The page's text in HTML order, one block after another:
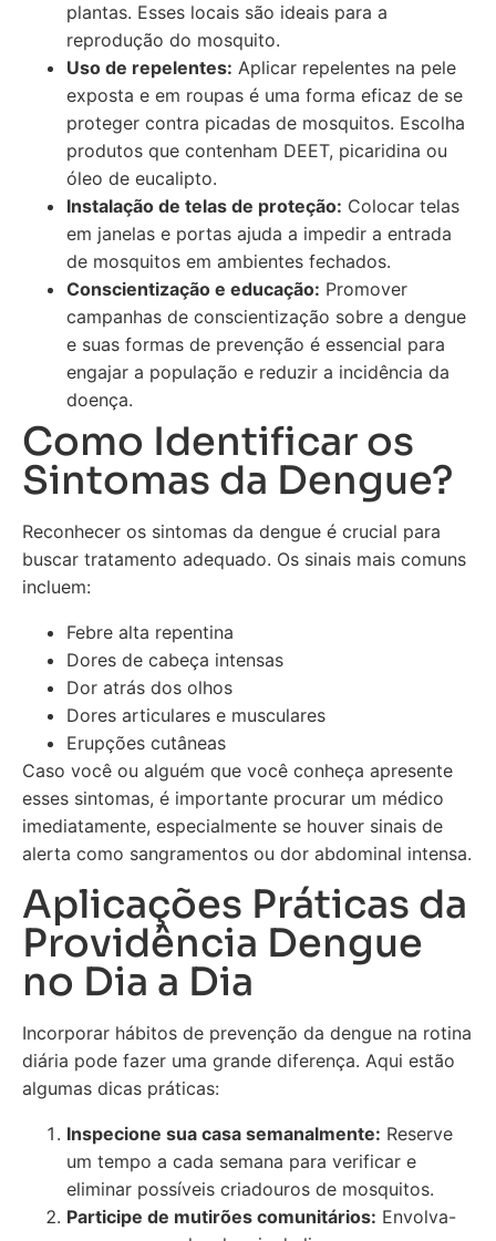
plantas. Esses locais são ideais para a
reprodução do mosquito.
Uso de repelentes: Aplicar repelentes na pele
exposta e em roupas é uma forma eficaz de se
proteger contra picadas de mosquitos. Escolha
produtos que contenham DEET, picaridina ou
óleo de eucalipto.
Instalação de telas de proteção: Colocar telas
em janelas e portas ajuda a impedir a entrada
de mosquitos em ambientes fechados.
Conscientização e educação: Promover
campanhas de conscientização sobre a dengue
e suas formas de prevenção é essencial para
engajar a população e reduzir a incidência da
doença.
Como Identificar os
Sintomas da Dengue?
Reconhecer os sintomas da dengue é crucial para
buscar tratamento adequado. Os sinais mais comuns
incluem:
Febre alta repentina
Dores de cabeça intensas
Dor atrás dos olhos
Dores articulares e musculares
Erupções cutâneas
Caso você ou alguém que você conheça apresente
esses sintomas, é importante procurar um médico
imediatamente, especialmente se houver sinais de
alerta como sangramentos ou dor abdominal intensa.
Aplicações Práticas da
Providência Dengue
no Dia a Dia
Incorporar hábitos de prevenção da dengue na rotina
diária pode fazer uma grande diferença. Aqui estão
algumas dicas práticas:
Inspecione sua casa semanalmente: Reserve
um tempo a cada semana para verificar e
eliminar possíveis criadouros de mosquitos.
Participe de mutirões comunitários: Envolva-